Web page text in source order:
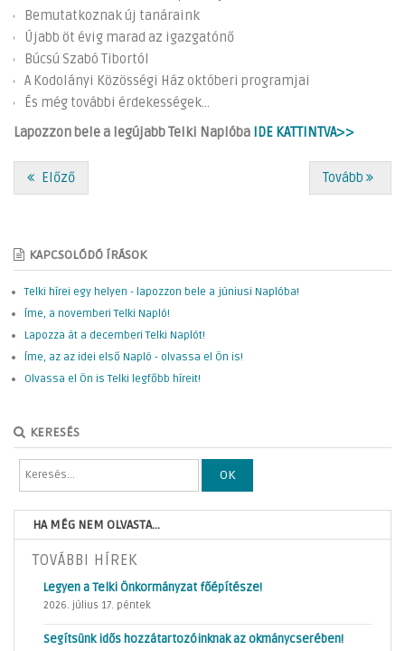
Bemutatkoznak új tanáraink
Újabb öt évig marad az igazgatónő
Búcsú Szabó Tibortól
A Kodolányi Közösségi Ház októberi programjai
És még további érdekességek...
Lapozzon bele a legújabb Telki Naplóba IDE KATTINTVA>>
Előző Tovább
KAPCSOLÓDÓ ÍRÁSOK
Telki hírei egy helyen - lapozzon bele a júniusi Naplóba!
Íme, a novemberi Telki Napló!
Lapozza át a decemberi Telki Naplót!
Íme, az az idei első Napló - olvassa el Ön is!
Olvassa el Ön is Telki legfőbb híreit!
KERESÉS
OK
HA MÉG NEM OLVASTA...
TOVÁBBI HÍREK
Legyen a Telki Önkormányzat főépítésze!
2026. július 17. péntek
Segítsünk idős hozzátartozóinknak az okmánycserében!